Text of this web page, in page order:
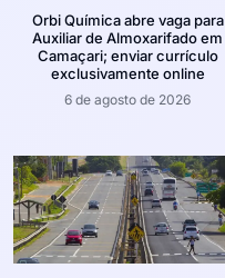
Orbi Química abre vaga para
Auxiliar de Almoxarifado em
Camaçari; enviar currículo
exclusivamente online
6 de agosto de 2026